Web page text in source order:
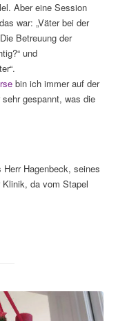
Aber eine Session
war: „Väter bei der
Betreuung der
und
bin ich immer auf der
gespannt, was die
Hagenbeck, seines
da vom Stapel